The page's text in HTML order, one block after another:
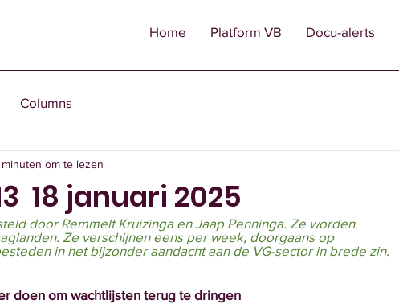
Home Platform VB Docu-alerts
Columns
18 januari 2025
minuten om te lezen
door Remmelt Kruizinga en Jaap Penninga. Ze worden
Ze verschijnen eens per week, doorgaans op
in het bijzonder aandacht aan de VG-sector in brede zin.
doen om wachtlijsten terug te dringen